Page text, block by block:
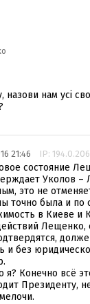
нам усі
21:46 IP:
состояние
Уколов –
это не
точно была и по
в Киеве и
Лещенко,
и без
я? Конечно всё
Президенту,